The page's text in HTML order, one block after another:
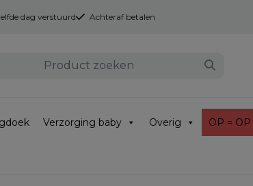
dag verstuurd Achteraf betalen
Verzorging baby Overig OP = OP